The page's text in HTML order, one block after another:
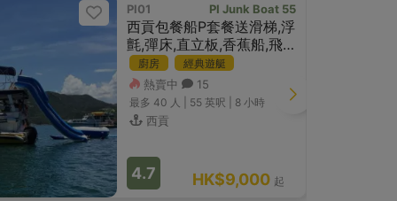
PI01 PI Junk Boat 55
西貢包餐船P套餐送滑梯,浮
氈,彈床,直立板,香蕉船,飛
氈及wakeboard
廚房 經典遊艇
熱賣中 15
最多 40 人 | 55 英呎 8 小時
西貢
4.7 HK$9,000 起